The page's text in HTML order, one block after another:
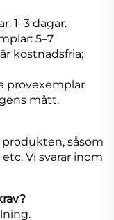
1–3 dagar.
5–7
kostnadsfria;
provexemplar
mått.
såsom
Vi svarar inom